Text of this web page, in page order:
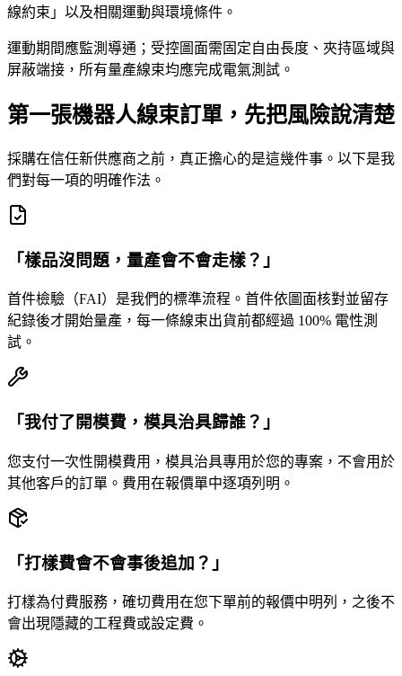
線約束」以及相關運動與環境條件。
運動期間應監測導通；受控圖面需固定自由長度、夾持區域與
屏蔽端接，所有量產線束均應完成電氣測試。
第一張機器人線束訂單，先把風險說清楚
採購在信任新供應商之前，真正擔心的是這幾件事。以下是我
們對每一項的明確作法。
「樣品沒問題，量產會不會走樣？」
首件檢驗（FAI）是我們的標準流程。首件依圖面核對並留存
紀錄後才開始量產，每一條線束出貨前都經過 100% 電性測
試。
「我付了開模費，模具治具歸誰？」
您支付一次性開模費用，模具治具專用於您的專案，不會用於
其他客戶的訂單。費用在報價單中逐項列明。
「打樣費會不會事後追加？」
打樣為付費服務，確切費用在您下單前的報價中明列，之後不
會出現隱藏的工程費或設定費。